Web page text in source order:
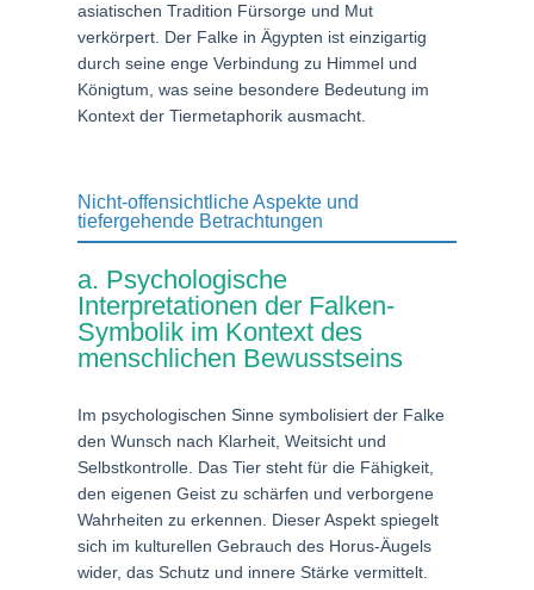
asiatischen Tradition Fürsorge und Mut
verkörpert. Der Falke in Ägypten ist einzigartig
durch seine enge Verbindung zu Himmel und
Königtum, was seine besondere Bedeutung im
Kontext der Tiermetaphorik ausmacht.
Nicht-offensichtliche Aspekte und
tiefergehende Betrachtungen
a. Psychologische
Interpretationen der Falken-
Symbolik im Kontext des
menschlichen Bewusstseins
Im psychologischen Sinne symbolisiert der Falke
den Wunsch nach Klarheit, Weitsicht und
Selbstkontrolle. Das Tier steht für die Fähigkeit,
den eigenen Geist zu schärfen und verborgene
Wahrheiten zu erkennen. Dieser Aspekt spiegelt
sich im kulturellen Gebrauch des Horus-Äugels
wider, das Schutz und innere Stärke vermittelt.